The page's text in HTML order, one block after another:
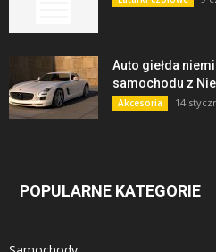
Auto giełda
samochodu z
Akcesoria 14
POPULARNE KATEGORIE